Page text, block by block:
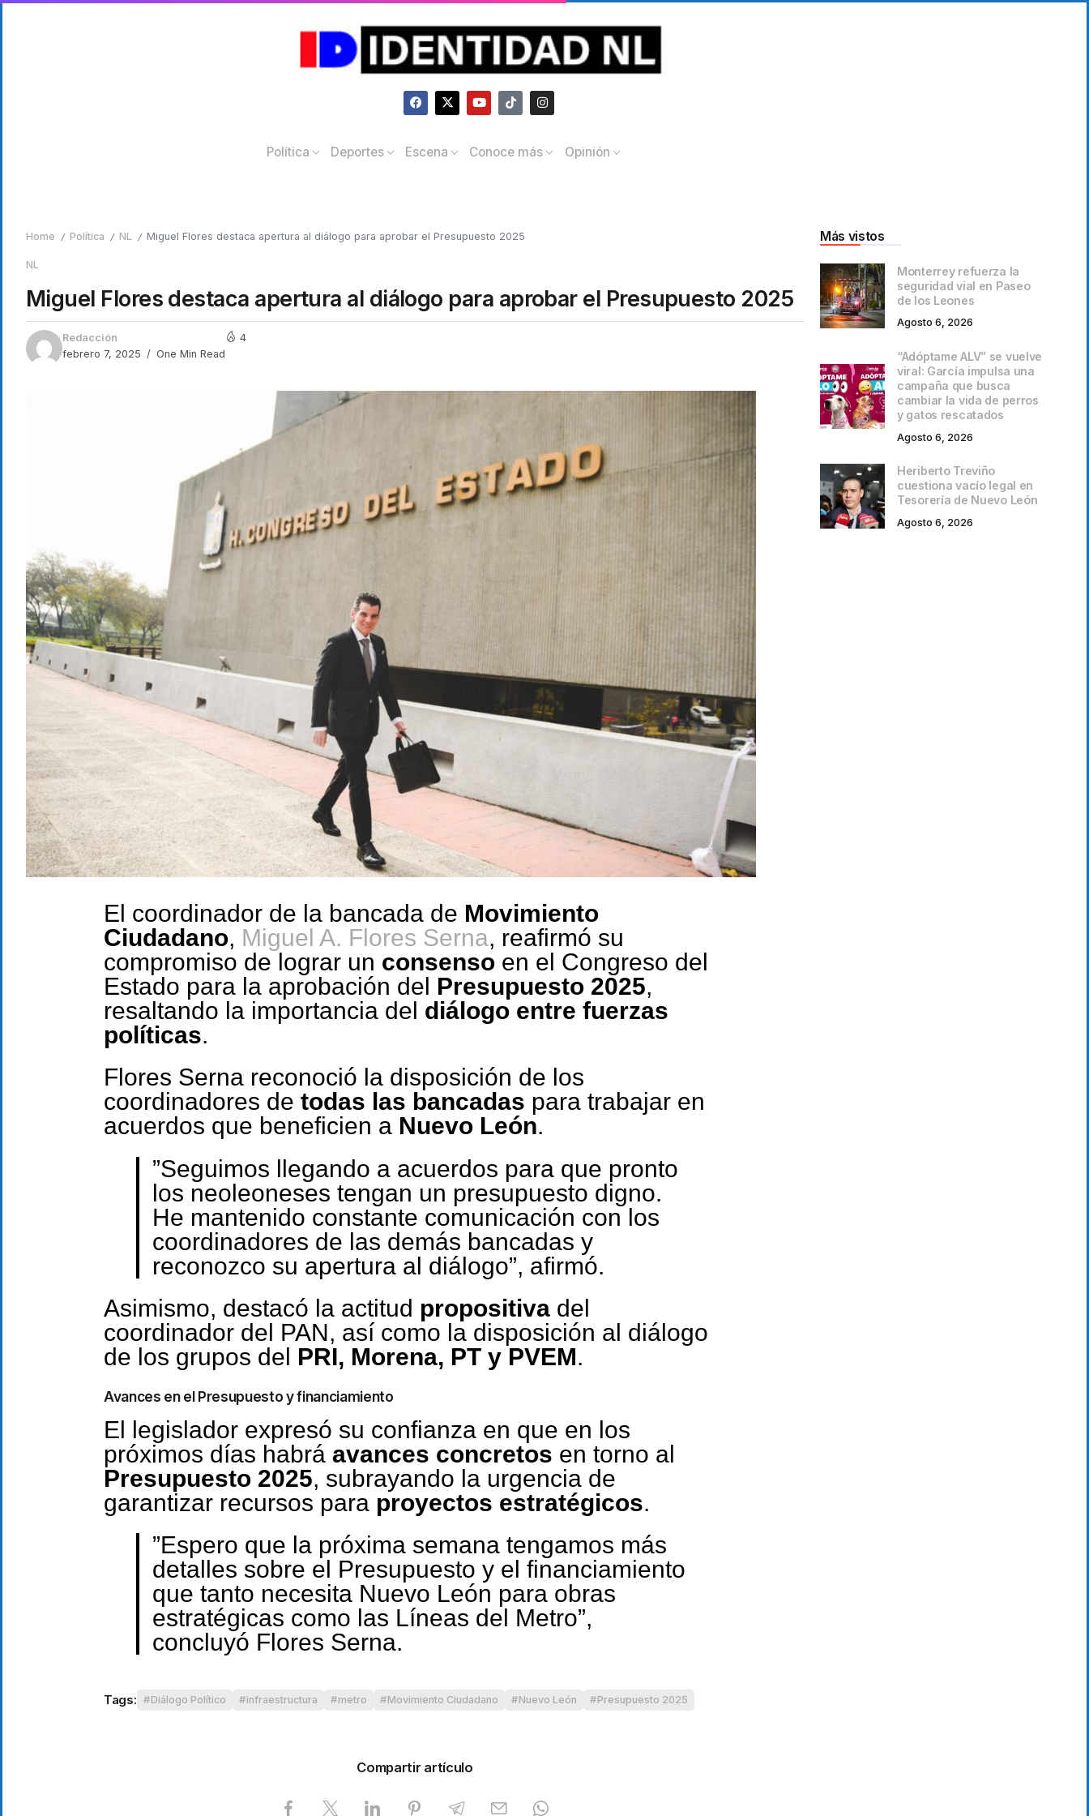
Política Deportes Escena Conoce más Opinión
Home / Política / NL / Miguel Flores destaca apertura al diálogo para aprobar el Presupuesto 2025
NL
Miguel Flores destaca apertura al diálogo para aprobar el Presupuesto 2025
Redacción
febrero 7, 2025
One Min Read
4
El coordinador de la bancada de Movimiento
Ciudadano, Miguel A. Flores Serna, reafirmó su
compromiso de lograr un consenso en el Congreso del
Estado para la aprobación del Presupuesto 2025,
resaltando la importancia del diálogo entre fuerzas
políticas.
Flores Serna reconoció la disposición de los
coordinadores de todas las bancadas para trabajar en
acuerdos que beneficien a Nuevo León.
”Seguimos llegando a acuerdos para que pronto
los neoleoneses tengan un presupuesto digno.
He mantenido constante comunicación con los
coordinadores de las demás bancadas y
reconozco su apertura al diálogo”, afirmó.
Asimismo, destacó la actitud propositiva del
coordinador del PAN, así como la disposición al diálogo
de los grupos del PRI, Morena, PT y PVEM.
Avances en el Presupuesto y financiamiento
El legislador expresó su confianza en que en los
próximos días habrá avances concretos en torno al
Presupuesto 2025, subrayando la urgencia de
garantizar recursos para proyectos estratégicos.
”Espero que la próxima semana tengamos más
detalles sobre el Presupuesto y el financiamiento
que tanto necesita Nuevo León para obras
estratégicas como las Líneas del Metro”,
concluyó Flores Serna.
Tags: Diálogo Político infraestructura metro Movimiento Ciudadano Nuevo León Presupuesto 2025
Compartir artículo
Más vistos
Monterrey refuerza la
seguridad vial en Paseo
de los Leones
Agosto 6, 2026
“Adóptame ALV” se vuelve
viral: García impulsa una
campaña que busca
cambiar la vida de perros
y gatos rescatados
Agosto 6, 2026
Heriberto Treviño
cuestiona vacío legal en
Tesorería de Nuevo León
Agosto 6, 2026